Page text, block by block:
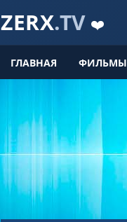
ZERX.TV ❤️
ГЛАВНАЯ ФИЛЬМЫ